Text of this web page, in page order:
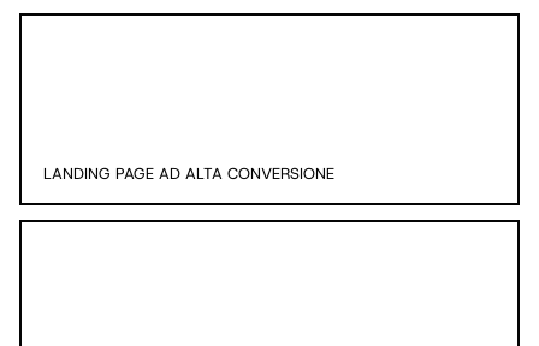
LANDING PAGE AD ALTA CONVERSIONE